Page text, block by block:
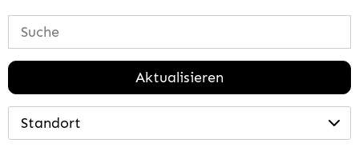
Aktualisieren
Standort